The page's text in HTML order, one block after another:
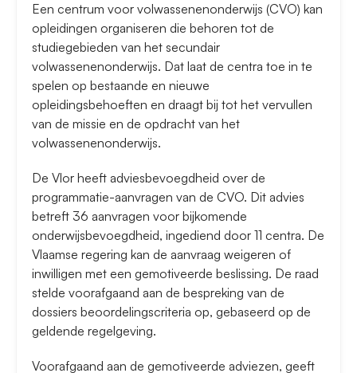
Een centrum voor volwassenenonderwijs (CVO) kan
opleidingen organiseren die behoren tot de
studiegebieden van het secundair
volwassenenonderwijs. Dat laat de centra toe in te
spelen op bestaande en nieuwe
opleidingsbehoeften en draagt bij tot het vervullen
van de missie en de opdracht van het
volwassenenonderwijs.
De Vlor heeft adviesbevoegdheid over de
programmatie-aanvragen van de CVO. Dit advies
betreft 36 aanvragen voor bijkomende
onderwijsbevoegdheid, ingediend door 11 centra. De
Vlaamse regering kan de aanvraag weigeren of
inwilligen met een gemotiveerde beslissing. De raad
stelde voorafgaand aan de bespreking van de
dossiers beoordelingscriteria op, gebaseerd op de
geldende regelgeving.
Voorafgaand aan de gemotiveerde adviezen, geeft